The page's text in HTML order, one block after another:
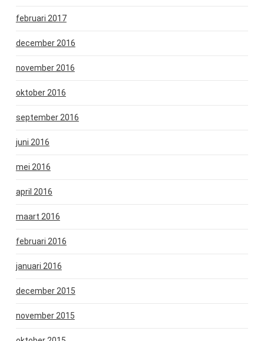
februari 2017
december 2016
november 2016
oktober 2016
september 2016
juni 2016
mei 2016
april 2016
maart 2016
februari 2016
januari 2016
december 2015
november 2015